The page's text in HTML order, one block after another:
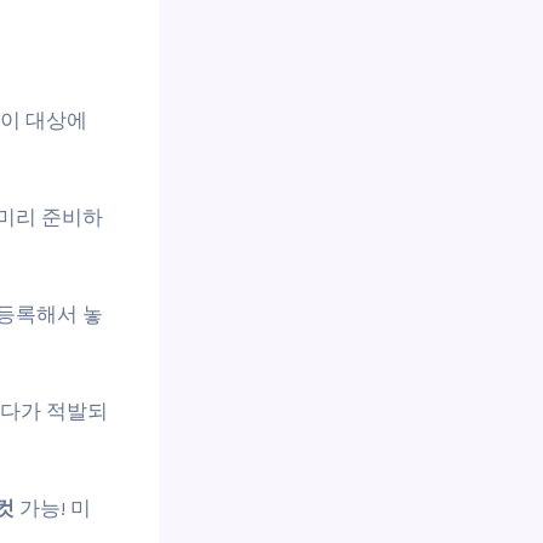
대상에
리 준비하
록해서 놓
가 적발되
가능! 미